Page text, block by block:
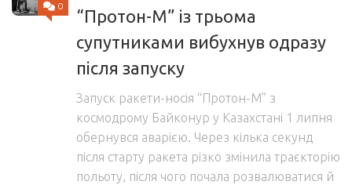
0
“Протон-М” із трьома
супутниками вибухнув одразу
після запуску
Запуск ракети-носія “Протон-М” з
космодрому Байконур у Казахстані 1 липня
обернувся аварією. Через кілька секунд
після старту ракета різко змінила траєкторію
польоту, після чого почала розвалюватися й